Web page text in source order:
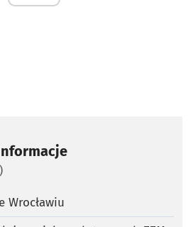
Wrocławiu